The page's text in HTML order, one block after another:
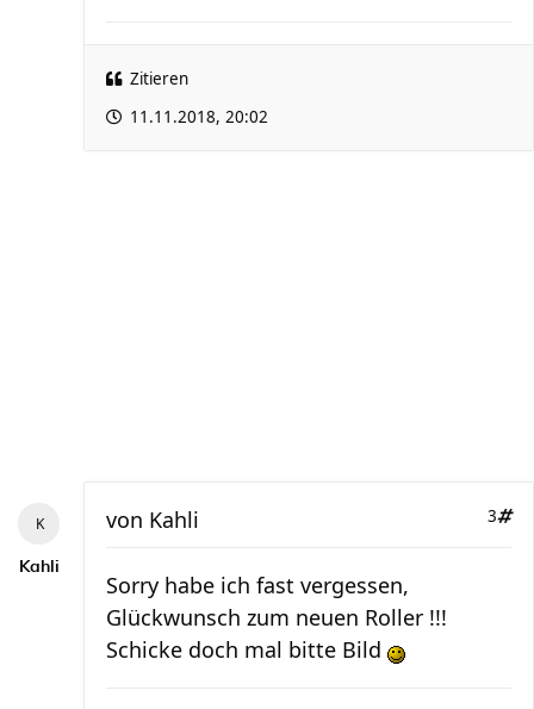
Zitieren
11.11.2018, 20:02
Kahli
3
von Kahli
Sorry habe ich fast vergessen,
Glückwunsch zum neuen Roller !!!
Schicke doch mal bitte Bild